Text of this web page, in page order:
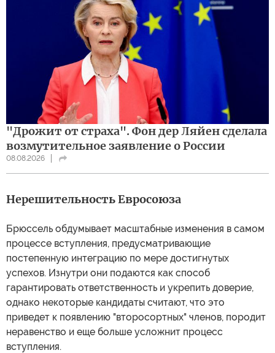
"Дрожит от страха". Фон дер Ляйен сделала
возмутительное заявление о России
08.08.2026
Нерешительность Евросоюза
Брюссель обдумывает масштабные изменения в самом
процессе вступления, предусматривающие
постепенную интеграцию по мере достигнутых
успехов. Изнутри они подаются как способ
гарантировать ответственность и укрепить доверие,
однако некоторые кандидаты считают, что это
приведет к появлению "второсортных" членов, породит
неравенство и еще больше усложнит процесс
вступления.